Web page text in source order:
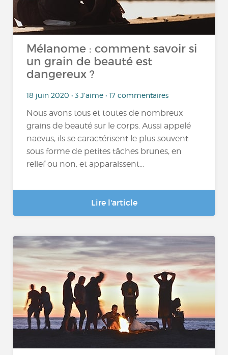
Mélanome : comment savoir si
un grain de beauté est
dangereux ?
18 juin 2020 • 3 J'aime • 17 commentaires
Nous avons tous et toutes de nombreux
grains de beauté sur le corps. Aussi appelé
naevus, ils se caractérisent le plus souvent
sous forme de petites tâches brunes, en
relief ou non, et apparaissent...
Lire l'article